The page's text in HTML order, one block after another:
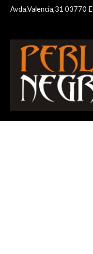
Avda.Valencia,31 03770